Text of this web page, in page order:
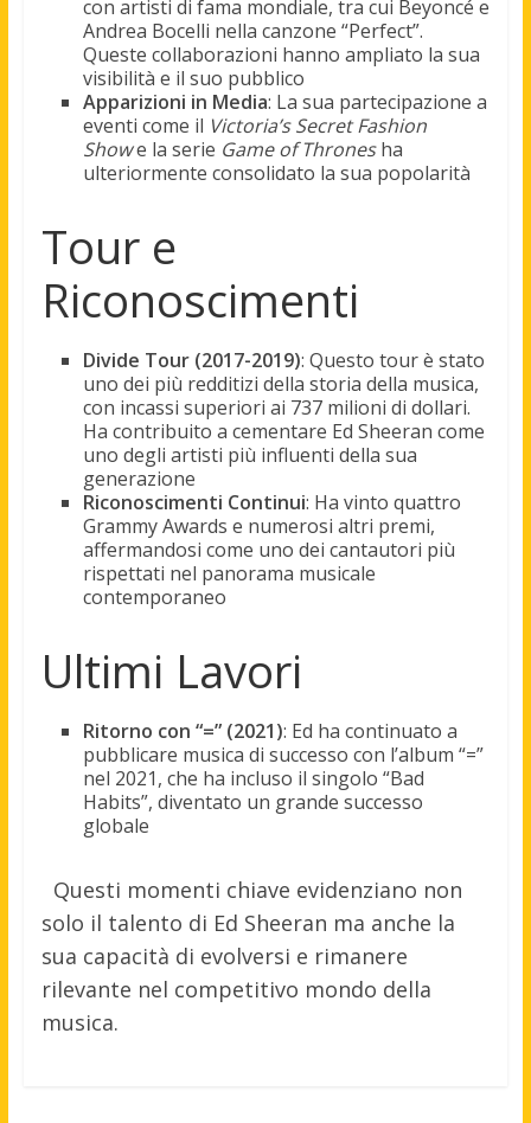
con artisti di fama mondiale, tra cui Beyoncé e
Andrea Bocelli nella canzone “Perfect”.
Queste collaborazioni hanno ampliato la sua
visibilità e il suo pubblico
Apparizioni in Media: La sua partecipazione a
eventi come il Victoria’s Secret Fashion
Showe la serie Game of Thronesha
ulteriormente consolidato la sua popolarità
Tour e
Riconoscimenti
Divide Tour (2017-2019): Questo tour è stato
uno dei più redditizi della storia della musica,
con incassi superiori ai 737 milioni di dollari.
Ha contribuito a cementare Ed Sheeran come
uno degli artisti più influenti della sua
generazione
Riconoscimenti Continui: Ha vinto quattro
Grammy Awards e numerosi altri premi,
affermandosi come uno dei cantautori più
rispettati nel panorama musicale
contemporaneo
Ultimi Lavori
Ritorno con “=” (2021): Ed ha continuato a
pubblicare musica di successo con l’album “=”
nel 2021, che ha incluso il singolo “Bad
Habits”, diventato un grande successo
globale
Questi momenti chiave evidenziano non
solo il talento di Ed Sheeran ma anche la
sua capacità di evolversi e rimanere
rilevante nel competitivo mondo della
musica.